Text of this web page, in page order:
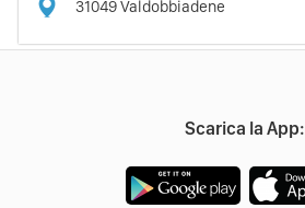
31049Valdobbiadene
Scarica la App: